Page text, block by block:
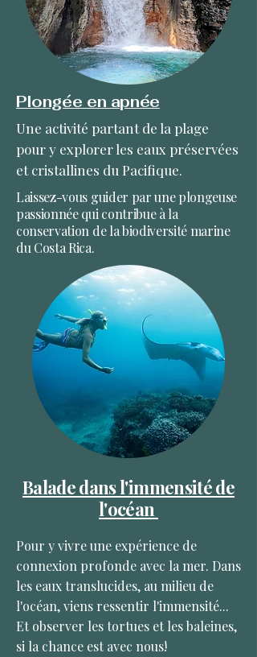
Plongée en apnée
Une activité partant de la plage
pour y explorer les eaux préservées
et cristallines du Pacifique.
Laissez-vous guider par une plongeuse
passionnée qui contribue à la
conservation de la biodiversité marine
du Costa Rica.
Balade dans l'immensité de
l'océan
Pour y vivre une expérience de
connexion profonde avec la mer. Dans
les eaux translucides, au milieu de
l'océan, viens ressentir l'immensité...
Et observer les tortues et les baleines,
si la chance est avec nous!